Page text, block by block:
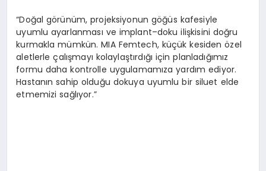
“Doğal görünüm, projeksiyonun göğüs kafesiyle
uyumlu ayarlanması ve implant–doku ilişkisini doğru
kurmakla mümkün. MIA Femtech, küçük kesiden özel
aletlerle çalışmayı kolaylaştırdığı için planladığımız
formu daha kontrolle uygulamamıza yardım ediyor.
Hastanın sahip olduğu dokuya uyumlu bir siluet elde
etmemizi sağlıyor.”